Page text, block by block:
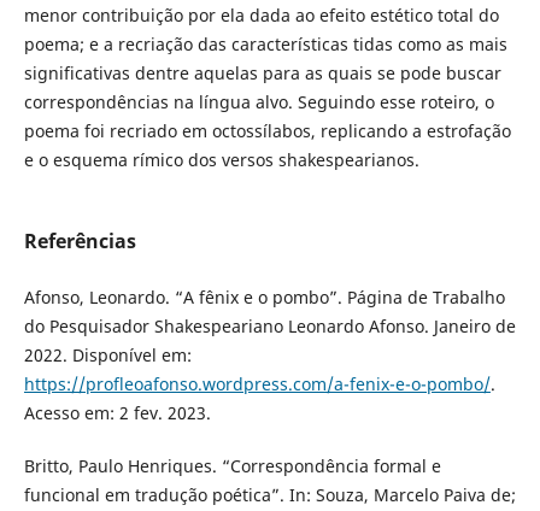
menor contribuição por ela dada ao efeito estético total do
poema; e a recriação das características tidas como as mais
significativas dentre aquelas para as quais se pode buscar
correspondências na língua alvo. Seguindo esse roteiro, o
poema foi recriado em octossílabos, replicando a estrofação
e o esquema rímico dos versos shakespearianos.
Referências
Afonso, Leonardo. “A fênix e o pombo”. Página de Trabalho
do Pesquisador Shakespeariano Leonardo Afonso. Janeiro de
2022. Disponível em:
https://profleoafonso.wordpress.com/a-fenix-e-o-pombo/.
Acesso em: 2 fev. 2023.
Britto, Paulo Henriques. “Correspondência formal e
funcional em tradução poética”. In: Souza, Marcelo Paiva de;